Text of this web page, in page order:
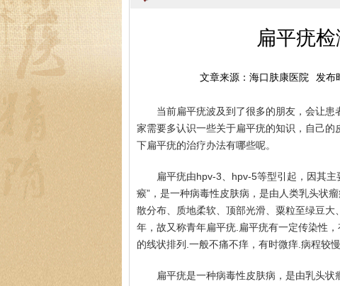
扁平疣
文章来源：海口肤康医院 发布
当前扁平疣波及到了很多的朋友，会让
家需要多认识一些关于扁平疣的知识，自己
下扁平疣的治疗办法有哪些呢。
扁平疣由hpv-3、hpv-5等型引起，因其
瘊”，是一种病毒性皮肤病，是由人类乳头状
散分布、质地柔软、顶部光滑、粟粒至绿豆
年，故又称青年扁平疣.扁平疣有一定传染性
的线状排列.一般不痛不痒，有时微痒.病程较
扁平疣是一种病毒性皮肤病，是由乳头